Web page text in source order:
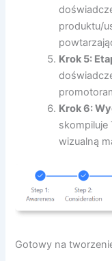
produktu/
Krok 5:
Krok 6:
skompiluje
wizualną
Gotowy na